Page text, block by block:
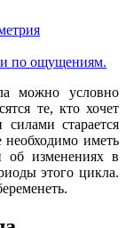
по ощущениям.
можно условно
те, кто хочет
старается
иметь
об изменениях в
этого цикла.